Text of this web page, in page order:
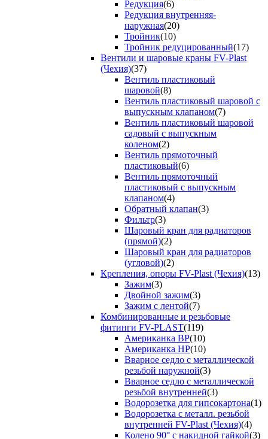
Редукция(6)
Редукция внутренняя-
наружная(20)
Тройник(10)
Тройник редуцированный(17)
Вентили и шаровые краны FV-Plast
(Чехия)(37)
Вентиль пластиковый
шаровой(8)
Вентиль пластиковый шаровой с
выпускным клапаном(7)
Вентиль пластиковый шаровой
садовый с выпускным
коленом(2)
Вентиль прямоточный
пластиковый(6)
Вентиль прямоточный
пластиковый с выпускным
клапаном(4)
Обратный клапан(3)
Фильтр(3)
Шаровый кран для радиаторов
(прямой)(2)
Шаровый кран для радиаторов
(угловой)(2)
Крепления, опоры FV-Plast (Чехия)(13)
Зажим(3)
Двойной зажим(3)
Зажим с лентой(7)
Комбинированные и резьбовые
фитинги FV-PLAST(119)
Американка ВР(10)
Американка НР(10)
Вварное седло с металлической
резьбой наружной(3)
Вварное седло с металлической
резьбой внутренней(3)
Водорозетка для гипсокартона(1)
Водорозетка с металл. резьбой
внутренней FV-Plast (Чехия)(4)
Колено 90° с накидной гайкой(3)